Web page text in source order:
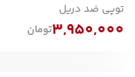
توپی ضد دریل
3,950,000تومان